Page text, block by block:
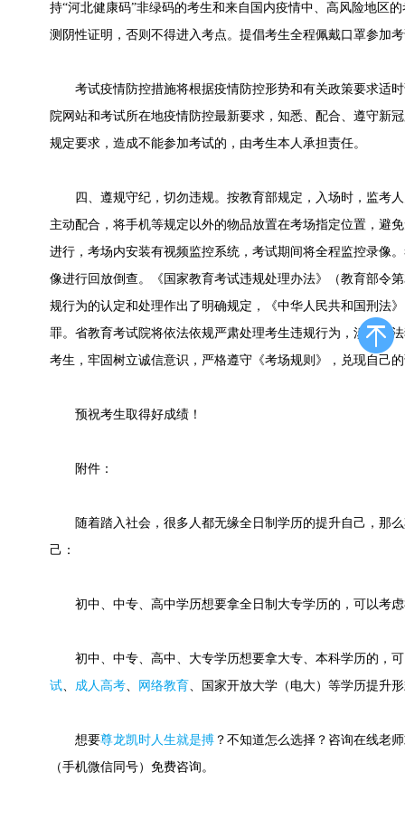
持“河北健康码”非绿码的考生和来自国内疫情中、高风险地区
测阴性证明，否则不得进入考点。提倡考生全程佩戴口罩参加
考试疫情防控措施将根据疫情防控形势和有关政策要求适时
院网站和考试所在地疫情防控最新要求，知悉、配合、遵守新
规定要求，造成不能参加考试的，由考生本人承担责任。
四、遵规守纪，切勿违规。按教育部规定，入场时，监考人
主动配合，将手机等规定以外的物品放置在考场指定位置，避
进行，考场内安装有视频监控系统，考试期间将全程监控录像
像进行回放倒查。《国家教育考试违规处理办法》（教育部令
规行为的认定和处理作出了明确规定，《中华人民共和国刑法
罪。省教育考试院将依法依规严肃处理考生违规行为，涉及违
考生，牢固树立诚信意识，严格遵守《考场规则》，兑现自己
预祝考生取得好成绩！
附件：
随着踏入社会，很多人都无缘全日制学历的提升自己，那么
己：
初中、中专、高中学历想要拿全日制大专学历的，可以考虑
初中、中专、高中、大专学历想要拿大专、本科学历的，可
试、 成人高考、 网络教育、国家开放大学（电大）等学历提升
想要尊龙凯时人生就是搏 ？不知道怎么选择？咨询在线老
（手机微信同号）免费咨询。